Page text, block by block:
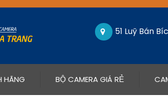
51 Luỹ Bán
HÃNG(CURRENT)BỘ CAMERA GIÁ RẺ